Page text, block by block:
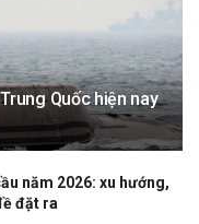
Quốc hiện nay
năm 2026: xu hướng,
đặt ra